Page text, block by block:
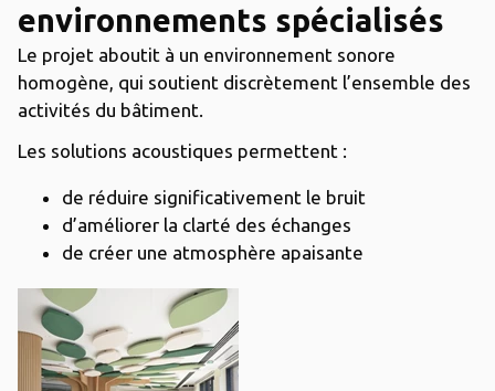
environnements spécialisés
Le projet aboutit à un environnement sonore
homogène, qui soutient discrètement l’ensemble des
activités du bâtiment.
Les solutions acoustiques permettent :
de réduire significativement le bruit
d’améliorer la clarté des échanges
de créer une atmosphère apaisante